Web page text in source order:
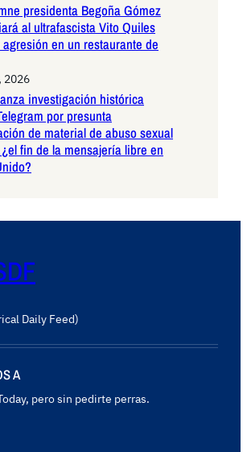
presidenta Begoña Gómez
al ultrafascista Vito Quiles
en un restaurante de
2026
investigación histórica
por presunta
de material de abuso sexual
fin de la mensajería libre en
Daily Feed)
A
pero sin pedirte perras.